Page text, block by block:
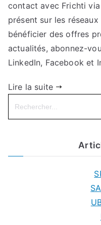
contact avec Frichti
présent sur les
bénéficier des offres
actualités, abonnez-
LinkedIn, Facebook et
Lire la suite
Search
for: